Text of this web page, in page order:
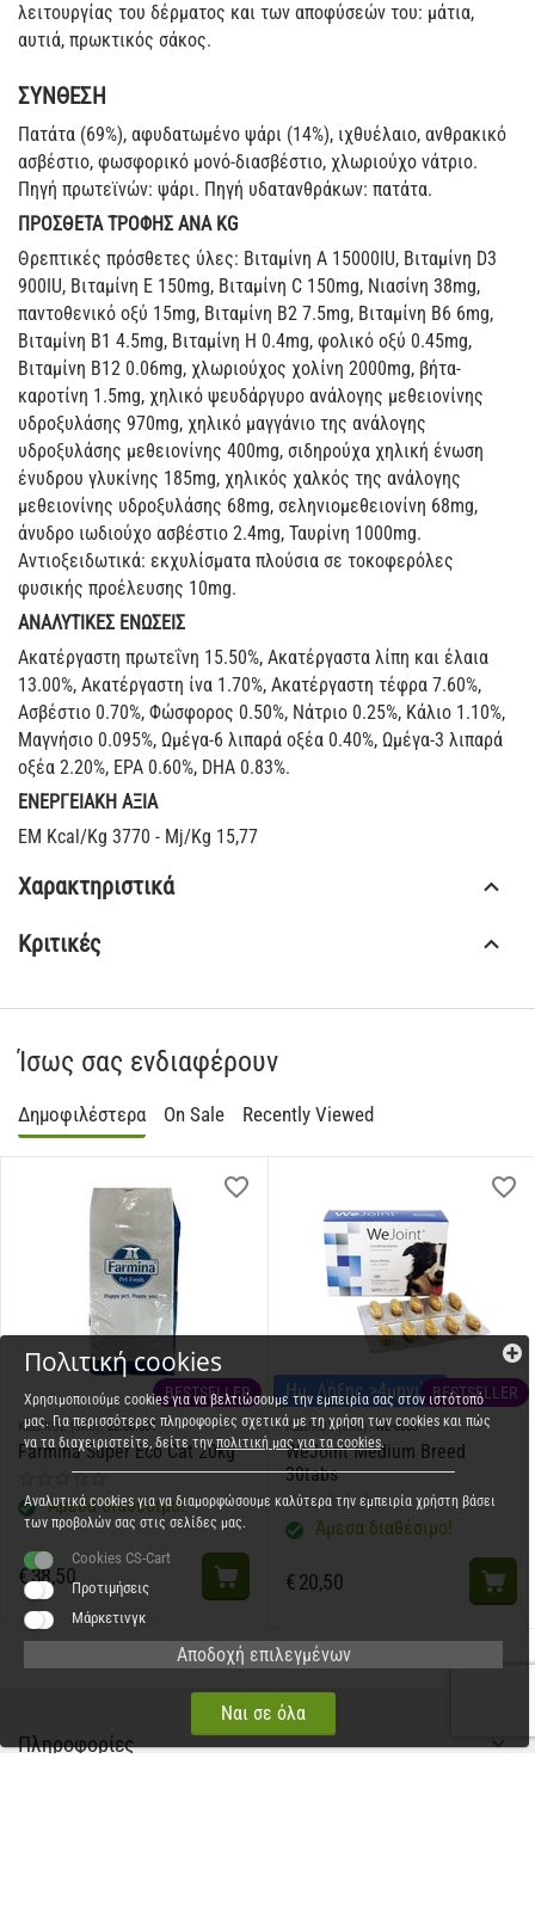
λειτουργίας του δέρματος και των αποφύσεών του: μάτια,
αυτιά, πρωκτικός σάκος.
ΣΥΝΘΕΣΗ
Πατάτα (69%), αφυδατωμένο ψάρι (14%), ιχθυέλαιο, ανθρακικό
ασβέστιο, φωσφορικό μονό-διασβέστιο, χλωριούχο νάτριο.
Πηγή πρωτεϊνών: ψάρι. Πηγή υδατανθράκων: πατάτα.
ΠΡΟΣΘΕΤΑ ΤΡΟΦΗΣ ΑΝΑ KG
Θρεπτικές πρόσθετες ύλες: Βιταμίνη Α 15000ΙU, Βιταμίνη D3
900IU, Βιταμίνη Ε 150mg, Βιταμίνη C 150mg, Νιασίνη 38mg,
παντοθενικό οξύ 15mg, Βιταμίνη Β2 7.5mg, Βιταμίνη Β6 6mg,
Βιταμίνη Β1 4.5mg, Βιταμίνη Η 0.4mg, φολικό οξύ 0.45mg,
Βιταμίνη Β12 0.06mg, χλωριούχος χολίνη 2000mg, βήτα-
καροτίνη 1.5mg, χηλικό ψευδάργυρο ανάλογης μεθειονίνης
υδροξυλάσης 970mg, χηλικό μαγγάνιο της ανάλογης
υδροξυλάσης μεθειονίνης 400mg, σιδηρούχα χηλική ένωση
ένυδρου γλυκίνης 185mg, χηλικός χαλκός της ανάλογης
μεθειονίνης υδροξυλάσης 68mg, σεληνιομεθειονίνη 68mg,
άνυδρο ιωδιούχο ασβέστιο 2.4mg, Ταυρίνη 1000mg.
Αντιοξειδωτικά: εκχυλίσματα πλούσια σε τοκοφερόλες
φυσικής προέλευσης 10mg.
ΑΝΑΛΥΤΙΚΕΣ ΕΝΩΣΕΙΣ
Ακατέργαστη πρωτεΐνη 15.50%, Ακατέργαστα λίπη και έλαια
13.00%, Ακατέργαστη ίνα 1.70%, Ακατέργαστη τέφρα 7.60%,
Ασβέστιο 0.70%, Φώσφορος 0.50%, Νάτριο 0.25%, Κάλιο 1.10%,
Μαγνήσιο 0.095%, Ωμέγα-6 λιπαρά οξέα 0.40%, Ωμέγα-3 λιπαρά
οξέα 2.20%, ΕΡΑ 0.60%, DHA 0.83%.
ΕΝΕΡΓΕΙΑΚΗ ΑΞΙΑ
EM Kcal/Kg 3770 - Mj/Kg 15,77
Χαρακτηριστικά
Κριτικές
Ίσως σας ενδιαφέρουν
Δημοφιλέστερα On Sale Recently Viewed
BESTSELLER
ΚΩΔΙΚΟΣ (SKU): 22.06.001
Farmina Super Eco Cat 20kg
Άμεσα διαθέσιμο!
€38,50
Ημ. Λήξης >4μηνώνBESTSELLER
ΚΩΔΙΚΟΣ (SKU): WE-0003
WeJoint Medium Breed
30tabs
Άμεσα διαθέσιμο!
€20,50
Πληροφορίες
Πολιτική cookies
Χρησιμοποιούμε cookies για να βελτιώσουμε την εμπειρία σας στον ιστότοπό
μας. Για περισσότερες πληροφορίες σχετικά με τη χρήση των cookies και πώς
να τα διαχειριστείτε, δείτε τηνπολιτική μας για τα cookies.
Αναλυτικά cookies για να διαμορφώσουμε καλύτερα την εμπειρία χρήστη βάσει
των προβολών σας στις σελίδες μας.
Cookies CS-Cart
Προτιμήσεις
Μάρκετινγκ
Αποδοχή επιλεγμένων
Ναι σε όλα